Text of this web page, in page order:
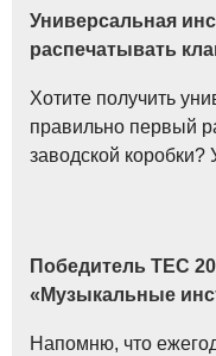
Универсальная
распечатывать
Хотите получить
правильно первый
заводской коробки?
Победитель TEC
«Музыкальные
Напомню, что